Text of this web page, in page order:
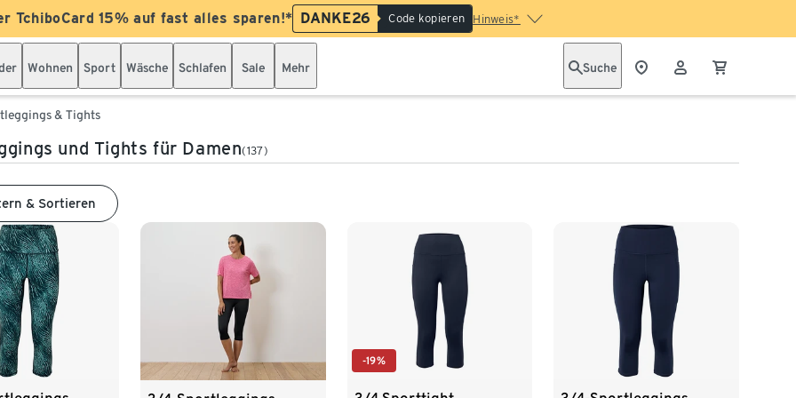
TchiboCard 15% auf fast alles sparen!* DANKE26 Code kopieren Hinweis*
Wohnen Sport Wäsche Schlafen Sale Mehr Suche
& Tights
und Tights für Damen(137)
& Sortieren
-19%